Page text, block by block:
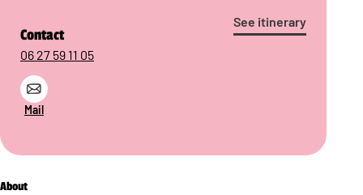
See itinerary
Contact
06 27 59 11 05
Mail
About